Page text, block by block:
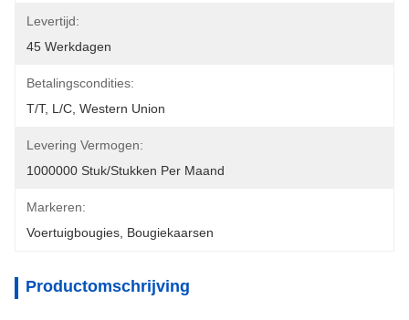
Levertijd:
45 Werkdagen
Betalingscondities:
T/T, L/C, Western Union
Levering Vermogen:
1000000 Stuk/Stukken Per Maand
Markeren:
Voertuigbougies Bougiekaarsen
Productomschrijving